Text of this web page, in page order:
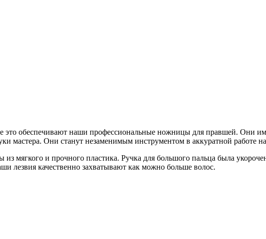
обеспечивают наши профессиональные ножницы для правшей. Они
мастера. Они станут незаменимым инструментом в аккуратной работе
мягкого и прочного пластика. Ручка для большого пальца была
лезвия качественно захватывают как можно больше волос.